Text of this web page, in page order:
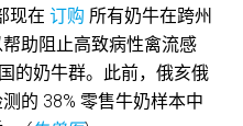
现在订购 所有奶牛在跨州
助阻止高致病性禽流感
的奶牛群。此前，俄亥俄
的 38% 零售牛奶样本中